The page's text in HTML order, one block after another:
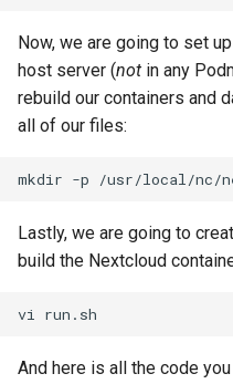
Now, we are going to set
host server (not in any
rebuild our containers and
all of our files:
mkdir -p /usr/local/nc/
Lastly, we are going to
build the Nextcloud
vi
And here is all the code